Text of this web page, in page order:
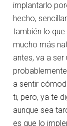
implantarlo
hecho,
también lo
mucho más
antes, va a
a sentir
ti, pero, ya te
aunque sea
es que lo